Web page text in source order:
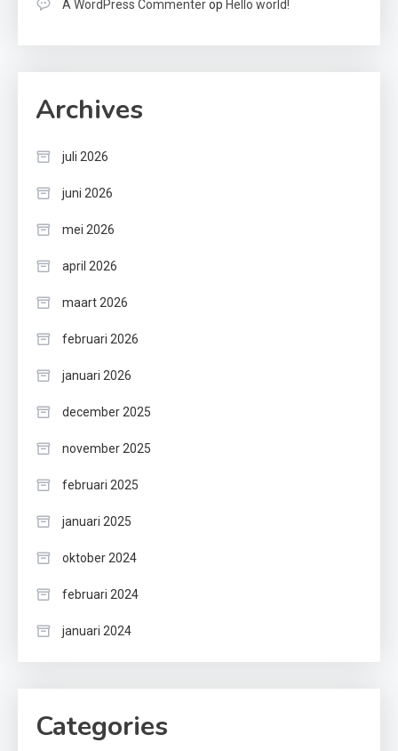
A WordPress Commenterop Hello world!
Archives
juli 2026
juni 2026
mei 2026
april 2026
maart 2026
februari 2026
januari 2026
december 2025
november 2025
februari 2025
januari 2025
oktober 2024
februari 2024
januari 2024
Categories